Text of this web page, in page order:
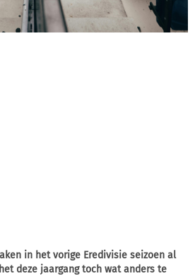
in het vorige Eredivisie seizoen al
deze jaargang toch wat anders te